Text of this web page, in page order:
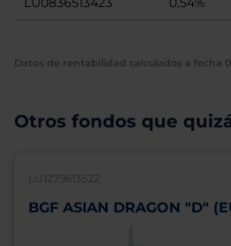
Datos de rentabilidad calculados a fecha
Otros fondos que
LU1279613522
BGF ASIAN DRAGON "D"